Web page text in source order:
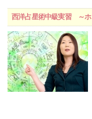
西洋占星術中級実習 ～ホ